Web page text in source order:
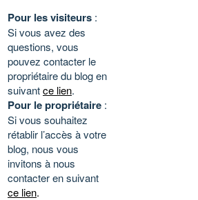
Pour les visiteurs :
Si vous avez des
questions, vous
pouvez contacter le
propriétaire du blog en
suivantce lien.
Pour le propriétaire :
Si vous souhaitez
rétablir l’accès à votre
blog, nous vous
invitons à nous
contacter en suivant
ce lien.